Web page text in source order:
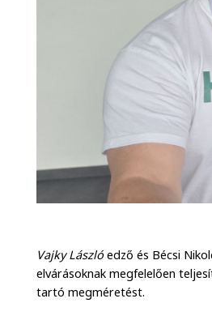
Vajky László edző és Bécsi
elvárásoknak megfelelően
tartó megméretést.